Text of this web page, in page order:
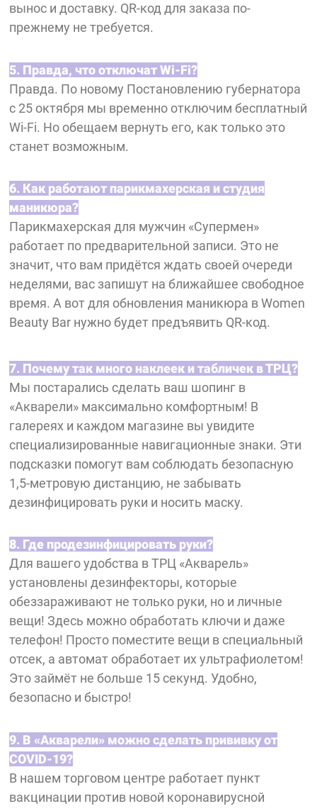
вынос и доставку. QR-код для заказа по-
прежнему не требуется.
5. Правда, что отключат Wi-Fi?
Правда. По новому Постановлению губернатора
с 25 октября мы временно отключим бесплатный
Wi-Fi. Но обещаем вернуть его, как только это
станет возможным.
6. Как работают парикмахерская и студия
маникюра?
Парикмахерская для мужчин «Супермен»
работает по предварительной записи. Это не
значит, что вам придётся ждать своей очереди
неделями, вас запишут на ближайшее свободное
время. А вот для обновления маникюра в Women
Beauty Bar нужно будет предъявить QR-код.
7. Почему так много наклеек и табличек в ТРЦ?
Мы постарались сделать ваш шопинг в
«Акварели» максимально комфортным! В
галереях и каждом магазине вы увидите
специализированные навигационные знаки. Эти
подсказки помогут вам соблюдать безопасную
1,5-метровую дистанцию, не забывать
дезинфицировать руки и носить маску.
8. Где продезинфицировать руки?
Для вашего удобства в ТРЦ «Акварель»
установлены дезинфекторы, которые
обеззараживают не только руки, но и личные
вещи! Здесь можно обработать ключи и даже
телефон! Просто поместите вещи в специальный
отсек, а автомат обработает их ультрафиолетом!
Это займёт не больше 15 секунд. Удобно,
безопасно и быстро!
9. В «Акварели» можно сделать прививку от
COVID-19?
В нашем торговом центре работает пункт
вакцинации против новой коронавирусной